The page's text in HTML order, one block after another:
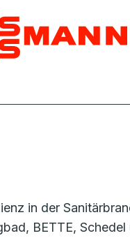
in der
BETTE,